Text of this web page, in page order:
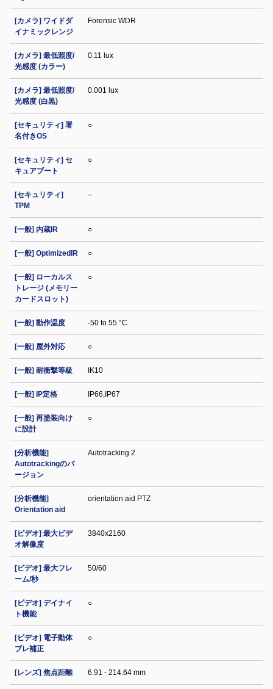
[カメラ] ワイドダ
イナミックレンジ
Forensic WDR
[カメラ] 最低照度/
光感度 (カラー)
0.11 lux
[カメラ] 最低照度/
光感度 (白黒)
0.001 lux
[セキュリティ] 署
名付きOS
○
[セキュリティ] セ
キュアブート
○
[セキュリティ]
TPM
–
[一般] 内蔵IR ○
[一般] OptimizedIR ○
[一般] ローカルス
トレージ (メモリー
カードスロット)
○
[一般] 動作温度 -50 to 55 °C
[一般] 屋外対応 ○
[一般] 耐衝撃等級 IK10
[一般] IP定格 IP66,IP67
[一般] 再塗装向け
に設計
○
[分析機能]
Autotrackingのバ
ージョン
Autotracking 2
[分析機能]
Orientation aid
orientation aid PTZ
[ビデオ] 最大ビデ
オ解像度
3840x2160
[ビデオ] 最大フレ
ーム/秒
50/60
[ビデオ] デイナイ
ト機能
○
[ビデオ] 電子動体
ブレ補正
○
[レンズ] 焦点距離 6.91 - 214.64 mm